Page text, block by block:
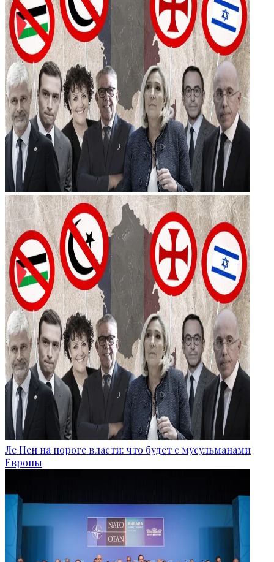
Ле Пен на пороге власти: что будет с мусульманами
Европы